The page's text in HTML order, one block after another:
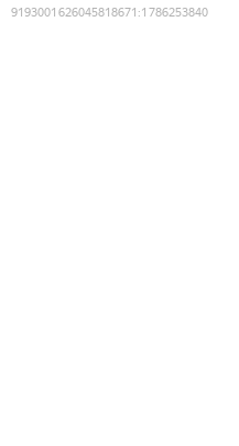
9193001626045818671 :1786253840